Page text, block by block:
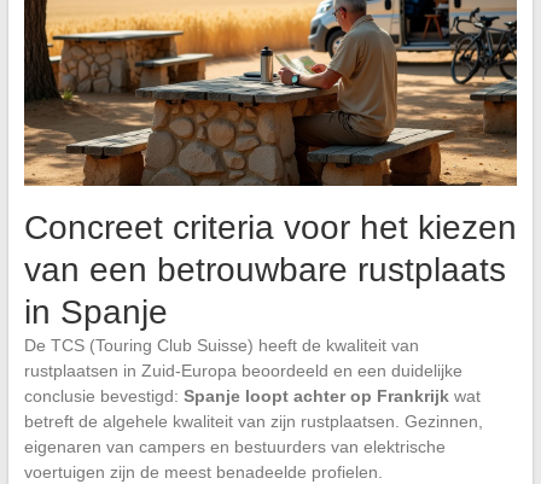
Concreet criteria voor het kiezen
van een betrouwbare rustplaats
in Spanje
De TCS (Touring Club Suisse) heeft de kwaliteit van
rustplaatsen in Zuid-Europa beoordeeld en een duidelijke
conclusie bevestigd: Spanje loopt achter op Frankrijkwat
betreft de algehele kwaliteit van zijn rustplaatsen. Gezinnen,
eigenaren van campers en bestuurders van elektrische
voertuigen zijn de meest benadeelde profielen.